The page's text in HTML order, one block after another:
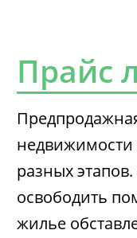
Прайс
недвижимости
разных
освободить
жилье